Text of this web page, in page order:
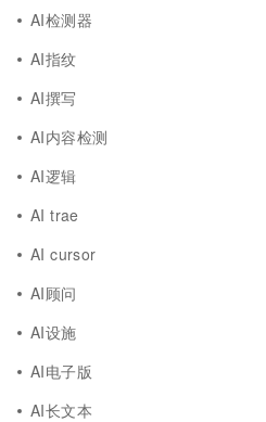
AI检测器
AI指纹
AI撰写
AI内容检测
AI逻辑
AI trae
AI cursor
AI顾问
AI设施
AI电子版
AI长文本